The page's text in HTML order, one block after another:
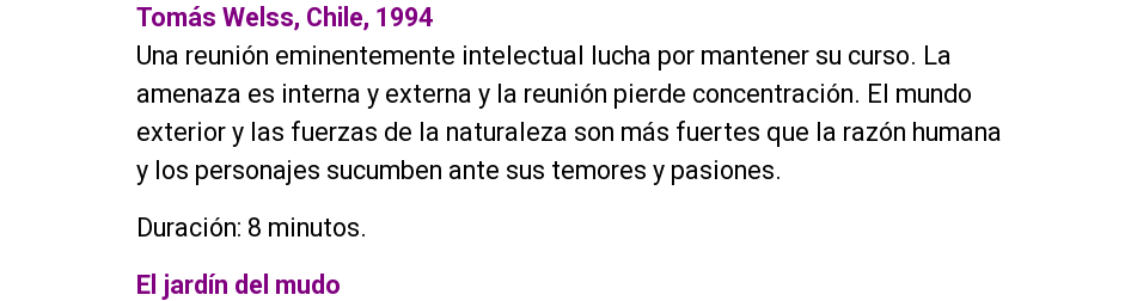
Tomás Welss, Chile, 1994
Una reunión eminentemente intelectual lucha por mantener su curso. La
amenaza es interna y externa y la reunión pierde concentración. El mundo
exterior y las fuerzas de la naturaleza son más fuertes que la razón humana
y los personajes sucumben ante sus temores y pasiones.
Duración: 8 minutos.
El jardín del mudo